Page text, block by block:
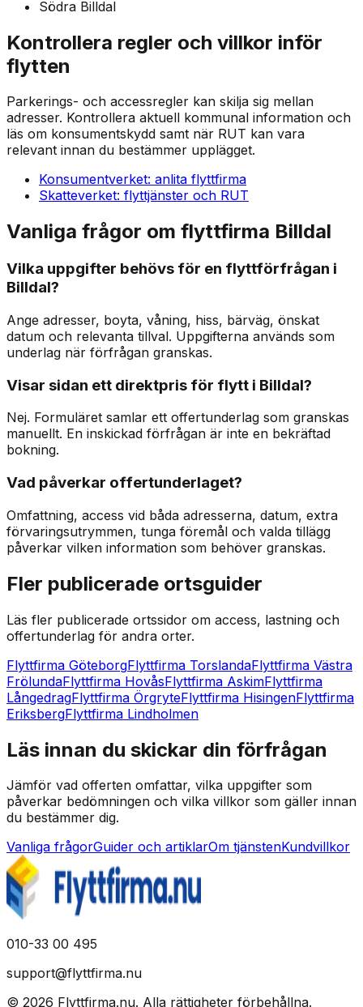
Södra Billdal
Kontrollera regler och villkor inför
flytten
Parkerings- och accessregler kan skilja sig mellan
adresser. Kontrollera aktuell kommunal information och
läs om konsumentskydd samt när RUT kan vara
relevant innan du bestämmer upplägget.
Konsumentverket: anlita flyttfirma
Skatteverket: flyttjänster och RUT
Vanliga frågor om flyttfirma Billdal
Vilka uppgifter behövs för en flyttförfrågan i
Billdal?
Ange adresser, boyta, våning, hiss, bärväg, önskat
datum och relevanta tillval. Uppgifterna används som
underlag när förfrågan granskas.
Visar sidan ett direktpris för flytt i Billdal?
Nej. Formuläret samlar ett offertunderlag som granskas
manuellt. En inskickad förfrågan är inte en bekräftad
bokning.
Vad påverkar offertunderlaget?
Omfattning, access vid båda adresserna, datum, extra
förvaringsutrymmen, tunga föremål och valda tillägg
påverkar vilken information som behöver granskas.
Fler publicerade ortsguider
Läs fler publicerade ortssidor om access, lastning och
offertunderlag för andra orter.
Flyttfirma GöteborgFlyttfirma TorslandaFlyttfirma Västra
FrölundaFlyttfirma HovåsFlyttfirma AskimFlyttfirma
LångedragFlyttfirma ÖrgryteFlyttfirma HisingenFlyttfirma
EriksbergFlyttfirma Lindholmen
Läs innan du skickar din förfrågan
Jämför vad offerten omfattar, vilka uppgifter som
påverkar bedömningen och vilka villkor som gäller innan
du bestämmer dig.
Vanliga frågorGuider och artiklarOm tjänstenKundvillkor
010-33 00 495
support@flyttfirma.nu
© 2026 Flyttfirma.nu. Alla rättigheter förbehållna.